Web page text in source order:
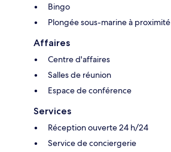
Bingo
Plongée sous-marine à proximité
Affaires
Centre d'affaires
Salles de réunion
Espace de conférence
Services
Réception ouverte 24 h/24
Service de conciergerie